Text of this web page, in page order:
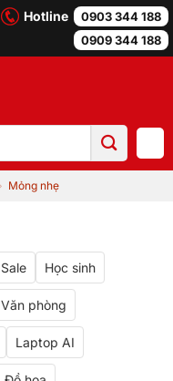
Hotline
0903 344 188
0909 344 188
Mỏng nhẹ
Sale Học sinh
Văn phòng
Laptop AI